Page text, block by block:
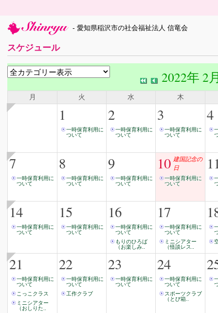
- 愛知県稲沢市の社会福祉法人 信竜会
スケジュール
2022年 2
月 火 水 木
1
一時保育利用に
ついて
2
一時保育利用に
ついて
3
一時保育利用に
ついて
4
7
一時保育利用に
ついて
8
一時保育利用に
ついて
9
一時保育利用に
ついて
10 建国記念の
日
一時保育利用に
ついて
14
一時保育利用に
ついて
15
一時保育利用に
ついて
16
一時保育利用に
ついて
もりのひろば
（お楽しみ..
17
一時保育利用に
ついて
ミニシアター
（怪談レス..
21
一時保育利用に
ついて
こっこクラス
ミニシアター
（おしりた..
22
一時保育利用に
ついて
工作クラブ
23
一時保育利用に
ついて
24
一時保育利用に
ついて
スポーツクラブ
（とび箱..